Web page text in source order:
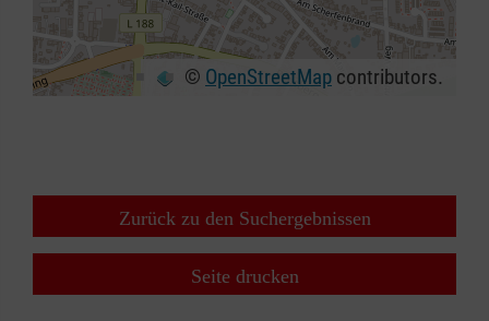
© OpenStreetMap contributors.
Zurück zu den Suchergebnissen
Seite drucken